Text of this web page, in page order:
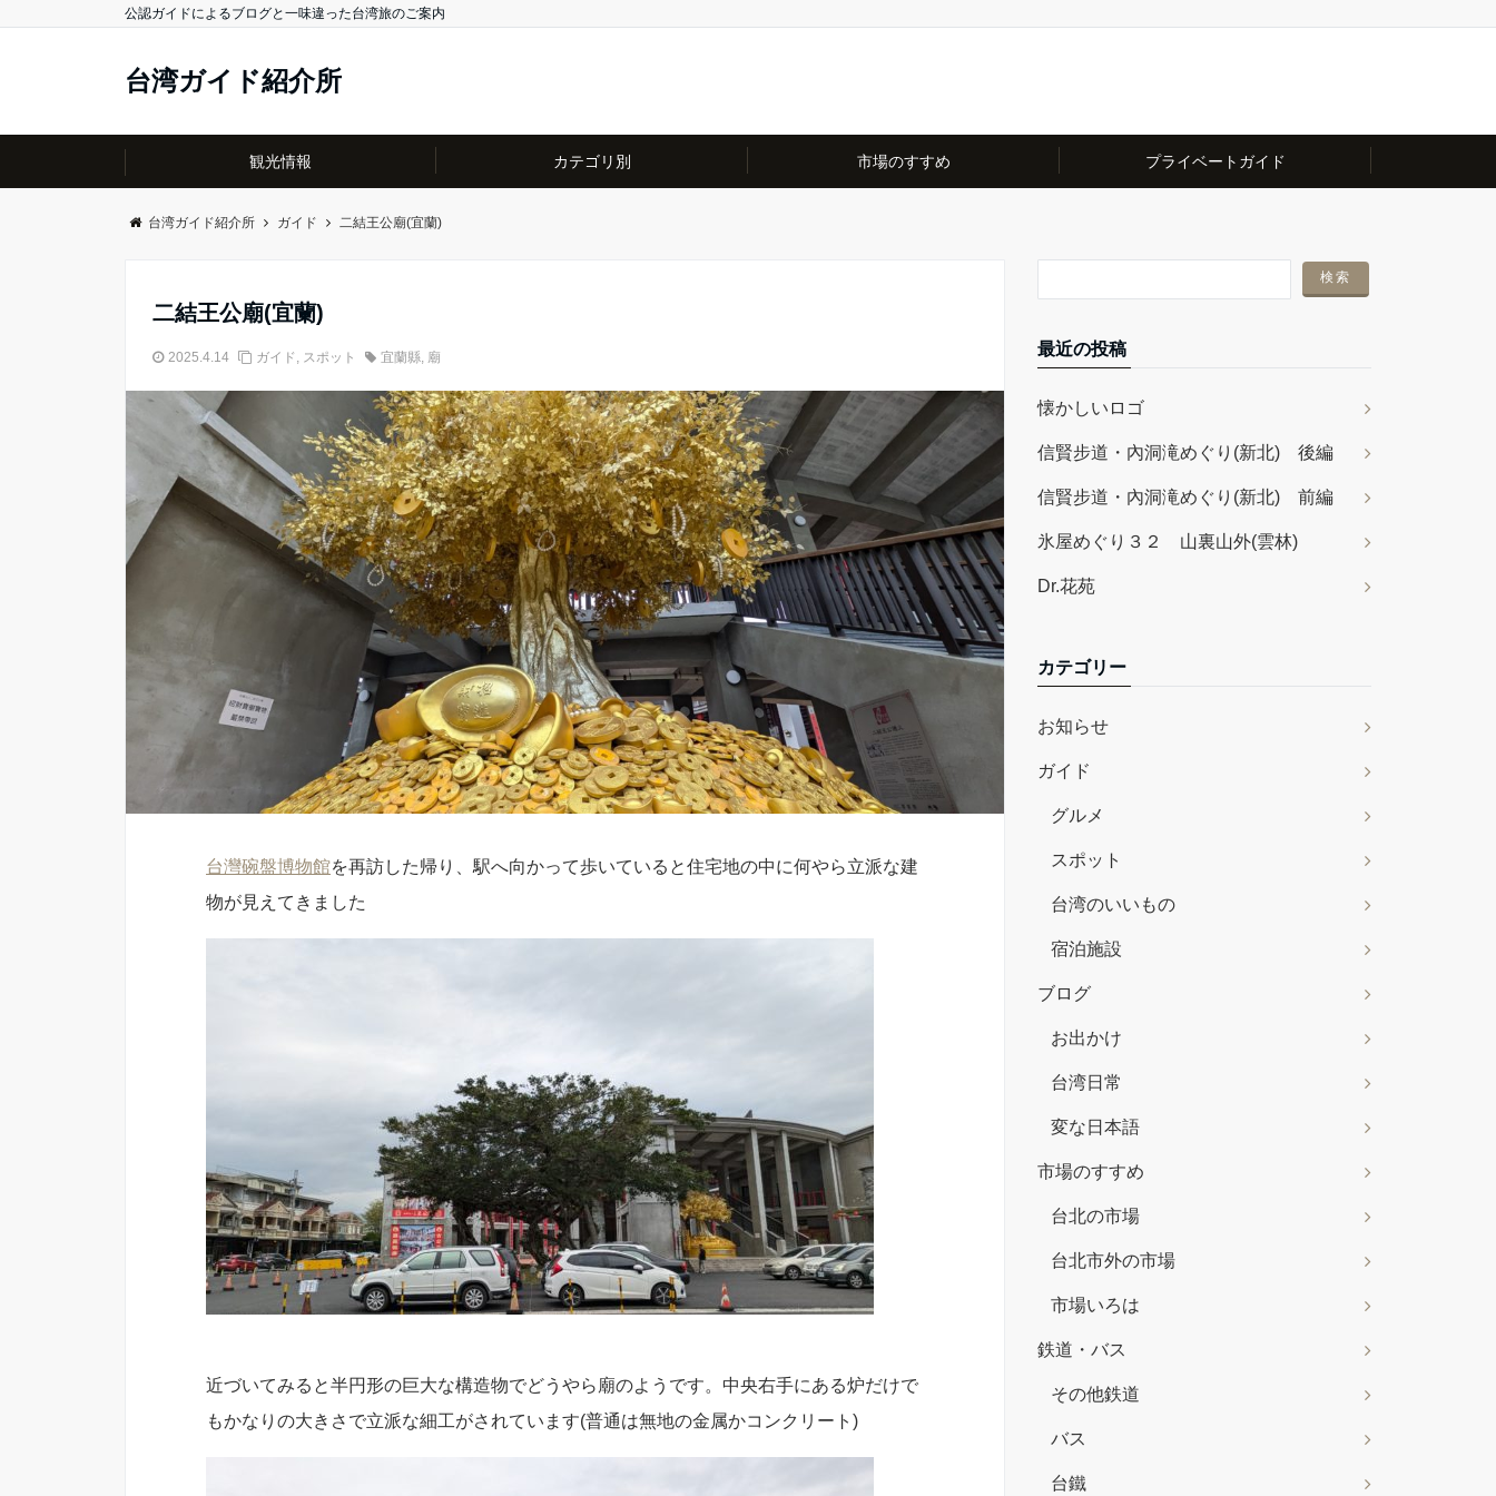
公認ガイドによるブログと一味違った台湾旅のご案内
台湾ガイド紹介所
観光情報 カテゴリ別 市場のすすめ プライベートガイド
台湾ガイド紹介所 ガイド 二結王公廟(宜蘭)
二結王公廟(宜蘭)
2025.4.14 ガイド , スポット 宜蘭縣, 廟
台灣碗盤博物館を再訪した帰り、駅へ向かって歩いていると住宅地の中に何やら立派な建
物が見えてきました
近づいてみると半円形の巨大な構造物でどうやら廟のようです。中央右手にある炉だけで
もかなりの大きさで立派な細工がされています(普通は無地の金属かコンクリート)
最近の投稿
懐かしいロゴ
信賢步道・內洞滝めぐり(新北) 後編
信賢步道・內洞滝めぐり(新北) 前編
氷屋めぐり３２ 山裏山外(雲林)
Dr.花苑
カテゴリー
お知らせ
ガイド
グルメ
スポット
台湾のいいもの
宿泊施設
ブログ
お出かけ
台湾日常
変な日本語
市場のすすめ
台北の市場
台北市外の市場
市場いろは
鉄道・バス
その他鉄道
バス
台鐵